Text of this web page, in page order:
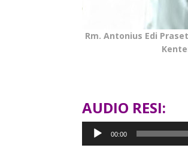
Rm. Antonius Edi
AUDIO RESI:
Pemutar
Audio
00:00